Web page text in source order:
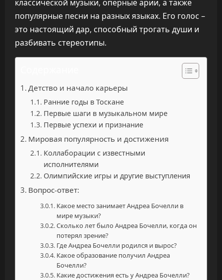
классической музыки, оперные арии, а также
популярные песни на разных языках. Его голос –
это настоящий дар, способный трогать души и
разбивать стереотипы.
Детство и начало карьеры
Ранние годы в Тоскане
Первые шаги в музыкальном мире
Первые успехи и признание
Мировая популярность и достижения
Коллаборации с известными
исполнителями
Олимпийские игры и другие выступления
Вопрос-ответ:
Какое место занимает Андреа Бочелли в
мире музыки?
Сколько лет было Андреа Бочелли, когда он
потерял зрение?
Где Андреа Бочелли родился и вырос?
Какое образование получил Андреа
Бочелли?
Какие достижения есть у Андреа Бочелли?